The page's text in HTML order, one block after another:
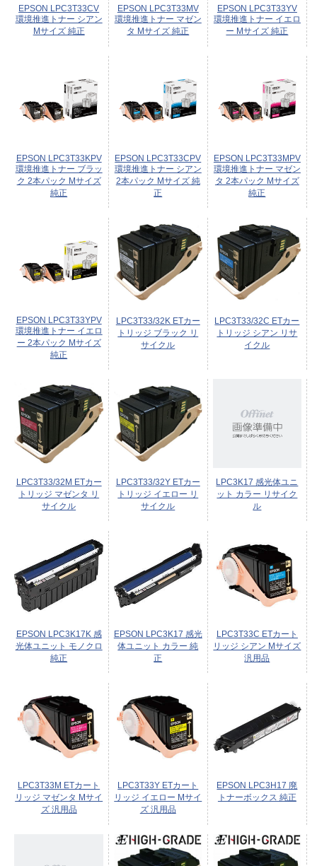
EPSON LPC3T33CV
環境推進トナー シアン
Mサイズ 純正
EPSON LPC3T33MV
環境推進トナー マゼン
タ Mサイズ 純正
EPSON LPC3T33YV
環境推進トナー イエロ
ー Mサイズ 純正
EPSON LPC3T33KPV
環境推進トナー ブラッ
ク 2本パック Mサイズ
純正
EPSON LPC3T33CPV
環境推進トナー シアン
2本パック Mサイズ 純
正
EPSON LPC3T33MPV
環境推進トナー マゼン
タ 2本パック Mサイズ
純正
EPSON LPC3T33YPV
環境推進トナー イエロ
ー 2本パック Mサイズ
純正
LPC3T33/32K ETカー
トリッジ ブラック リ
サイクル
LPC3T33/32C ETカー
トリッジ シアン リサ
イクル
LPC3T33/32M ETカー
トリッジ マゼンタ リ
サイクル
LPC3T33/32Y ETカー
トリッジ イエロー リ
サイクル
LPC3K17 感光体ユニ
ット カラー リサイク
ル
EPSON LPC3K17K 感
光体ユニット モノクロ
純正
EPSON LPC3K17 感光
体ユニット カラー 純
正
LPC3T33C ETカート
リッジ シアン Mサイズ
汎用品
LPC3T33M ETカート
リッジ マゼンタ Mサイ
ズ 汎用品
LPC3T33Y ETカート
リッジ イエロー Mサイ
ズ 汎用品
EPSON LPC3H17 廃
トナーボックス 純正